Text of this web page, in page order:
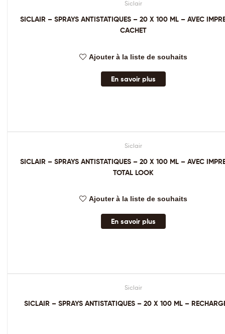
Siclair
SICLAIR – SPRAYS ANTISTATIQUES – 20 X 100 ML – AVEC
CACHET
Ajouter à la liste de souhaits
En savoir plus
Siclair
SICLAIR – SPRAYS ANTISTATIQUES – 20 X 100 ML – AVEC
TOTAL LOOK
Ajouter à la liste de souhaits
En savoir plus
Siclair
SICLAIR – SPRAYS ANTISTATIQUES – 20 X 100 ML –